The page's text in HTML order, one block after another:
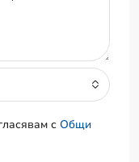
с Общи